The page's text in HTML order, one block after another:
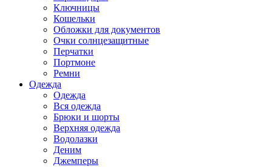
Ключницы
Кошельки
Обложки для документов
Очки солнцезащитные
Перчатки
Портмоне
Ремни
Одежда
Одежда
Вся одежда
Брюки и шорты
Верхняя одежда
Водолазки
Деним
Джемперы